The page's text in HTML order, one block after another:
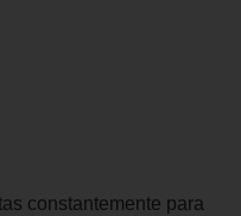
constantemente para